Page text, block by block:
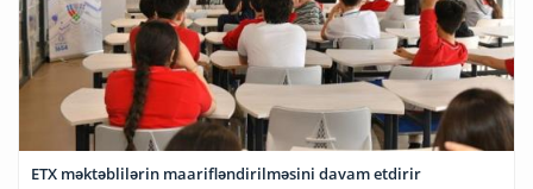
ETX məktəblilərin maarifləndirilməsini davam etdirir